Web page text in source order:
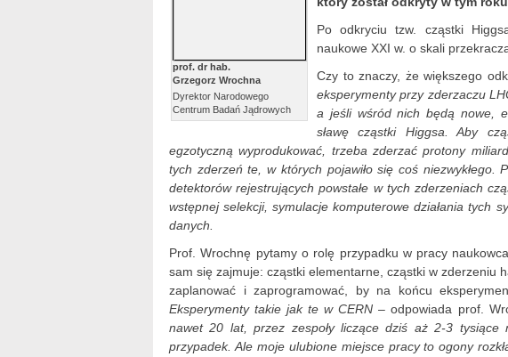
prof. dr hab.
Grzegorz Wrochna
Dyrektor Narodowego
Centrum Badań Jądrowych
Po odkryciu tzw. cząstki
naukowe XXI w. o skali
Czy to znaczy, że większego
eksperymenty przy zderzaczu
a jeśli wśród nich będą nowe,
sławę cząstki Higgsa. Aby
egzotyczną wyprodukować, trzeba zderzać protony
tych zderzeń te, w których pojawiło się coś niezwykłego.
detektorów rejestrujących powstałe w tych zderzeniach
wstępnej selekcji, symulacje komputerowe działania tych
danych.
Prof. Wrochnę pytamy o rolę przypadku w pracy
sam się zajmuje: cząstki elementarne, cząstki w zderzeniu
zaplanować i zaprogramować, by na końcu
Eksperymenty takie jak te w CERN – odpowiada prof.
nawet 20 lat, przez zespoły liczące dziś aż 2-3 tysiące
przypadek. Ale moje ulubione miejsce pracy to ogony